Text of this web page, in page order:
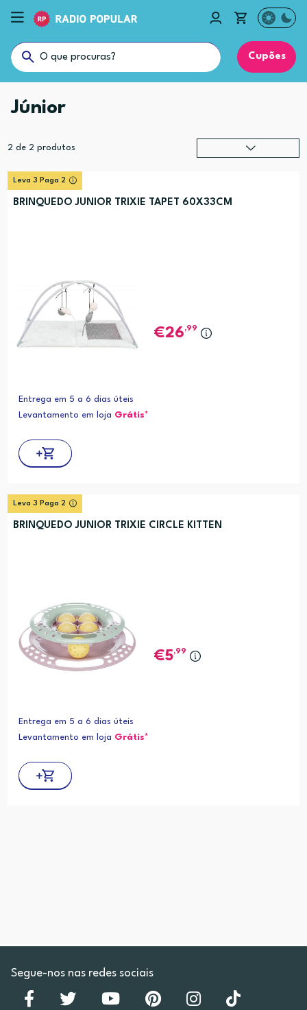
Cupões
Júnior
2 de 2 produtos
Leva 3 Paga 2
BRINQUEDO JUNIOR TRIXIE TAPET 60X33CM
26,99
Entrega em 5 a 6 dias úteis
Levantamento em loja Grátis*
Leva 3 Paga 2
BRINQUEDO JUNIOR TRIXIE CIRCLE KITTEN
5,99
Entrega em 5 a 6 dias úteis
Levantamento em loja Grátis*
Segue-nos nas redes sociais